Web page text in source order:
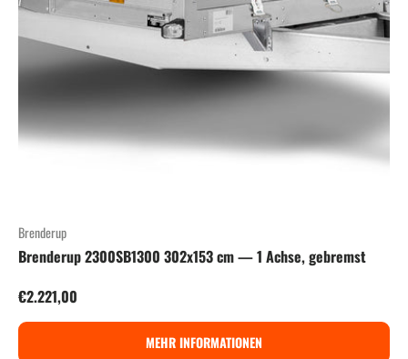
Brenderup
Brenderup 2300SB1300 302x153 cm — 1 Achse, gebremst
Normaler Preis
€2.221,00
MEHR INFORMATIONEN